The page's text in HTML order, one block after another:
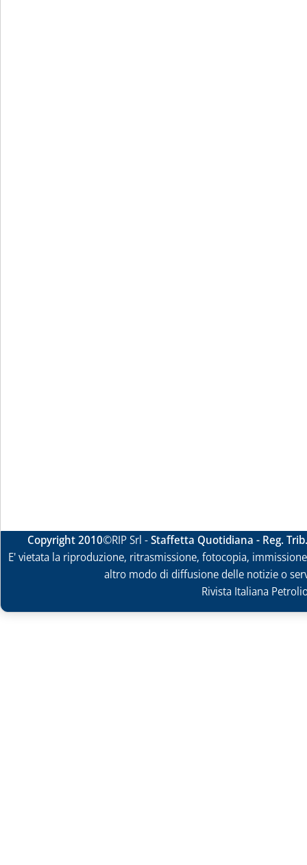
Copyright 2010©RIP Srl -Staffetta Quotidiana - Reg.
E' vietata la riproduzione, ritrasmissione, fotocopia,
altro modo di diffusione delle notizie o
Rivista Italiana